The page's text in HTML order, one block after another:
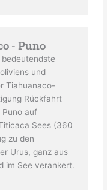
- Puno
und
Tiahuanaco-
Rückfahrt
Puno auf
Sees (360
zu den
Urus, ganz aus
im See verankert.